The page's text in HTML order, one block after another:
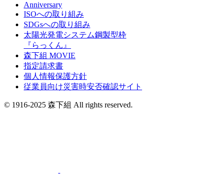
Anniversary
ISOへの取り組み
SDGsへの取り組み
太陽光発電システム鋼製型枠
『らっくん』
森下組 MOVIE
指定請求書
個人情報保護方針
従業員向け災害時安否確認サイト
© 1916-2025 森下組 All rights reserved.